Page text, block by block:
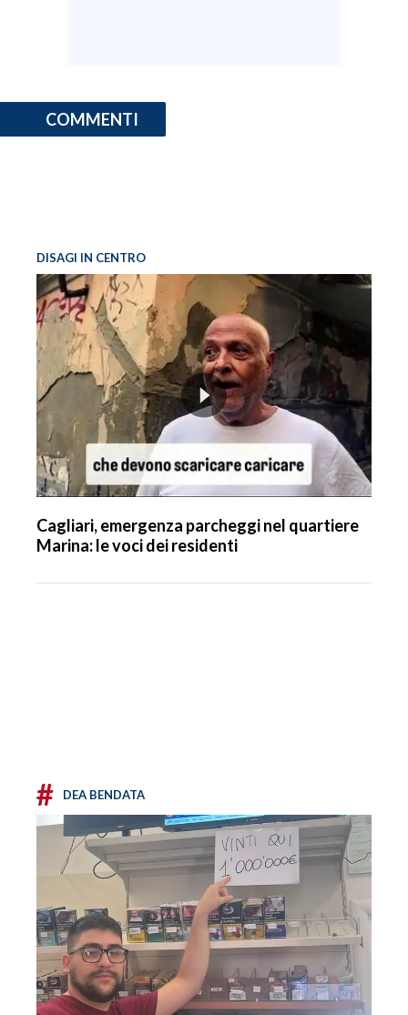
COMMENTI
DISAGI IN CENTRO
Cagliari, emergenza parcheggi nel quartiere
Marina: le voci dei residenti
# DEA BENDATA